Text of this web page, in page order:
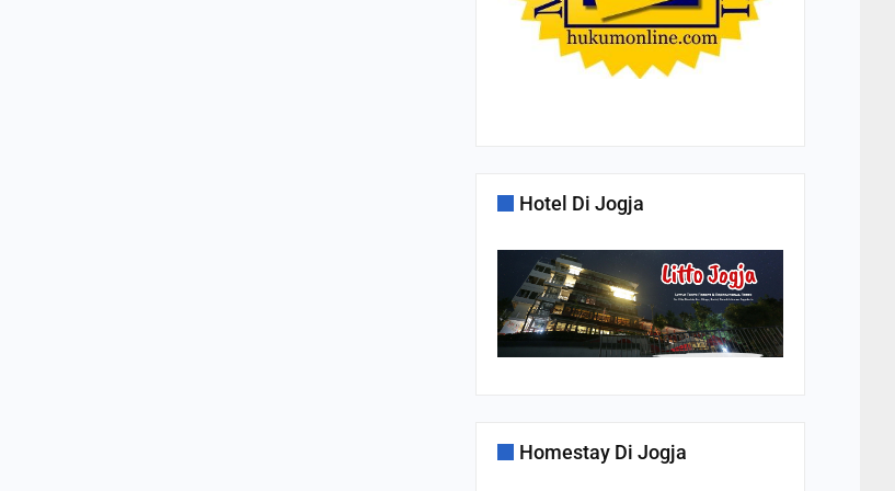
Hotel Di Jogja
Homestay Di Jogja